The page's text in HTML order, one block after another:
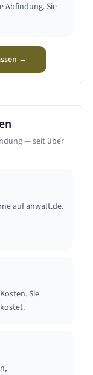
Abfindung. Sie
→
— seit über
auf anwalt.de.
Sie